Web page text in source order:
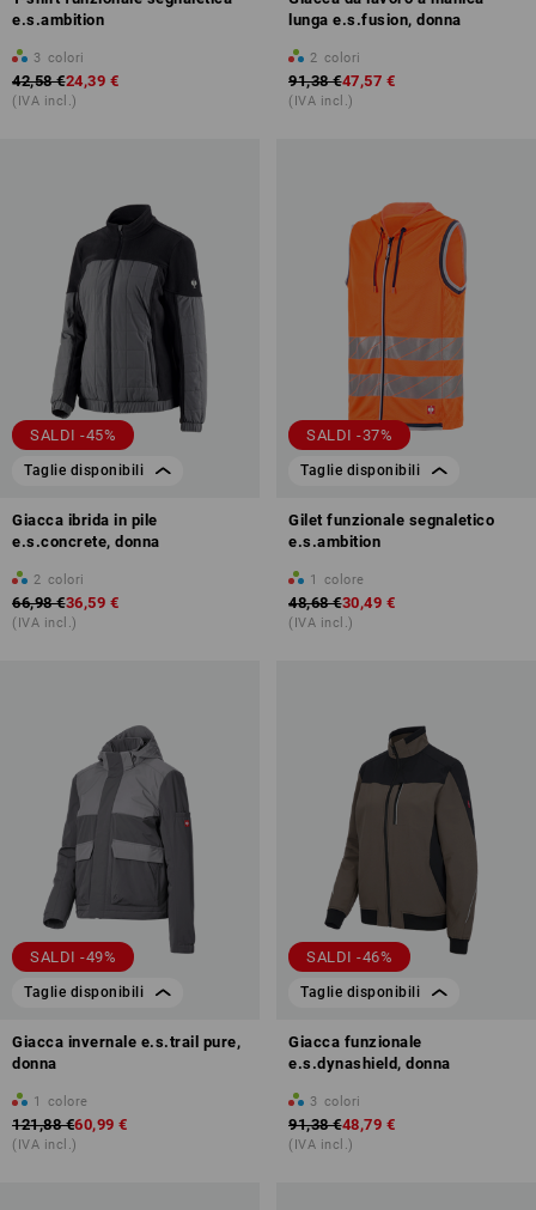
e.s.ambition
3 colori
42,58 €24,39 €
(IVA incl.)
lunga e.s.fusion, donna
2 colori
91,38 €47,57 €
(IVA incl.)
SALDI -45%
Taglie disponibili
Giacca ibrida in pile
e.s.concrete, donna
2 colori
66,98 €36,59 €
(IVA incl.)
SALDI -37%
Taglie disponibili
Gilet funzionale segnaletico
e.s.ambition
1 colore
48,68 €30,49 €
(IVA incl.)
SALDI -49%
Taglie disponibili
Giacca invernale e.s.trail pure,
donna
1 colore
121,88 €60,99 €
(IVA incl.)
SALDI -46%
Taglie disponibili
Giacca funzionale
e.s.dynashield, donna
3 colori
91,38 €48,79 €
(IVA incl.)